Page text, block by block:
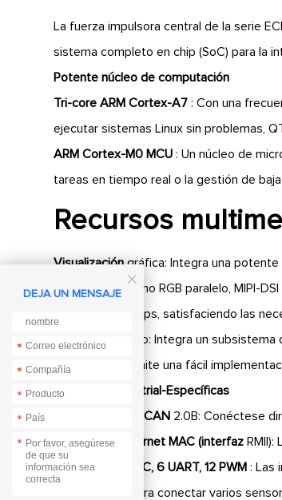
La fuerza impulsora central de la serie
sistema completo en chip (SoC) para la
Potente núcleo de computación
Tri-core ARM Cortex-A7 : Con una
ejecutar sistemas Linux sin problemas,
ARM Cortex-M0 MCU : Un núcleo de
tareas en tiempo real o la gestión de
Recursos
Visualizacióngráfica: Integra una
visualización como RGB paralelo, MIPI-
1280x1280@60fps, satisfaciendo las
Sistema
de audio: Integra un subsistema
bits, lo que permite una fácil
Interfaces Industrial-Específicas
2 controladores CAN 2.0B: Conéctese
2 100Mbps Ethernet MAC (interfaz
Hasta 3 SPI, 3 I2C, 6 UART, 12 PWM : Las
incomparable para conectar varios

DEJA UN MENSAJE
*
*
*
*
*
*
*